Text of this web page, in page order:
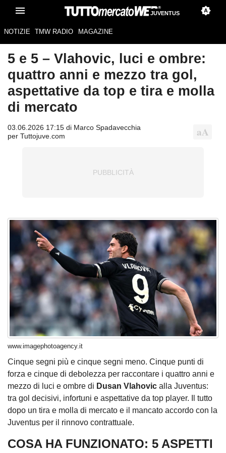
JUVENTUS
NOTIZIE TMW RADIO MAGAZINE
5 e 5 – Vlahovic, luci e ombre:
quattro anni e mezzo tra gol,
aspettative da top e tira e molla
di mercato
03.06.2026 17:15 di Marco Spadavecchia
per Tuttojuve.com
www.imagephotoagency.it
Cinque segni più e cinque segni meno. Cinque punti di
forza e cinque di debolezza per raccontare i quattro anni e
mezzo di luci e ombre di Dusan Vlahovic alla Juventus:
tra gol decisivi, infortuni e aspettative da top player. Il tutto
dopo un tira e molla di mercato e il mancato accordo con la
Juventus per il rinnovo contrattuale.
COSA HA FUNZIONATO: 5 ASPETTI